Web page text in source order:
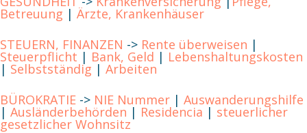
Betreuung | Ärzte, Krankenhäuser
STEUERN, FINANZEN -> Rente überweisen |
Steuerpflicht | Bank, Geld | Lebenshaltungskosten
| Selbstständig | Arbeiten
BÜROKRATIE -> NIE Nummer | Auswanderungshilfe
| Ausländerbehörden | Residencia | steuerlicher
gesetzlicher Wohnsitz